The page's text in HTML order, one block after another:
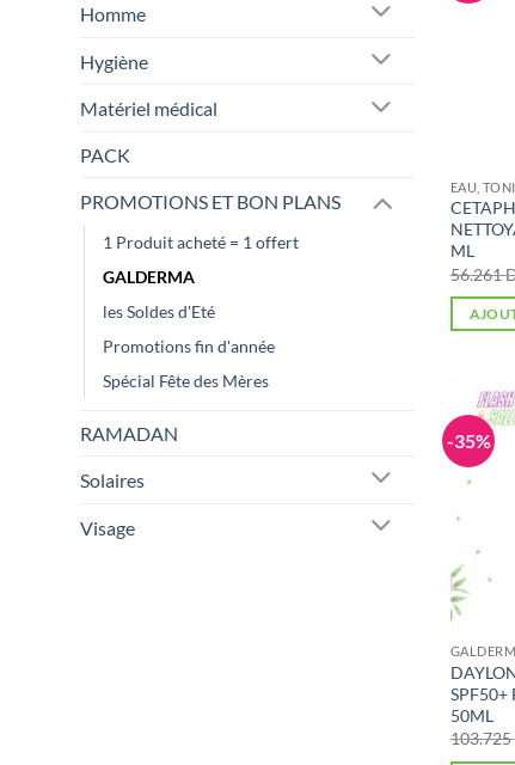
Homme
Hygiène
Matériel médical
PACK
PROMOTIONS ET BON PLANS
1 Produit acheté = 1 offert
GALDERMA
les Soldes d'Eté
Promotions fin d'année
Spécial Fête des Mères
RAMADAN
Solaires
Visage
EAU,
ML
56.261
-35%
SPF50+
50ML
103.725